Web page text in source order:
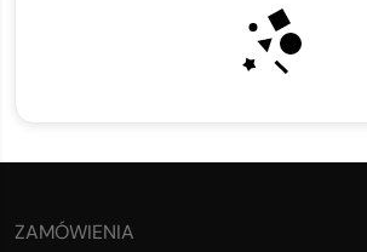
ZAMÓWIENIA